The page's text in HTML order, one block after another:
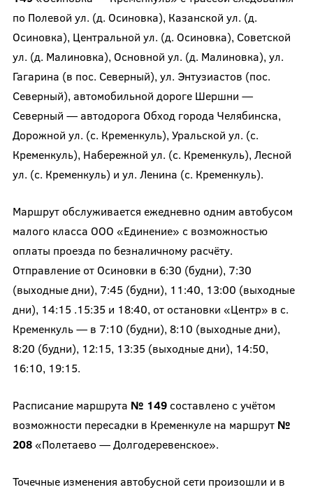
по Полевой ул. (д. Осиновка), Казанской ул. (д.
Осиновка), Центральной ул. (д. Осиновка), Советской
ул. (д. Малиновка), Основной ул. (д. Малиновка), ул.
Гагарина (в пос. Северный), ул. Энтузиастов (пос.
Северный), автомобильной дороге Шершни —
Северный — автодорога Обход города Челябинска,
Дорожной ул. (с. Кременкуль), Уральской ул. (с.
Кременкуль), Набережной ул. (с. Кременкуль), Лесной
ул. (с. Кременкуль) и ул. Ленина (с. Кременкуль).
Маршрут обслуживается ежедневно одним автобусом
малого класса ООО «Единение» с возможностью
оплаты проезда по безналичному расчёту.
Отправление от Осиновки в 6:30 (будни), 7:30
(выходные дни), 7:45 (будни), 11:40, 13:00 (выходные
дни), 14:15 .15:35 и 18:40, от остановки «Центр» в с.
Кременкуль — в 7:10 (будни), 8:10 (выходные дни),
8:20 (будни), 12:15, 13:35 (выходные дни), 14:50,
16:10, 19:15.
Расписание маршрута № 149составлено с учётом
возможности пересадки в Кременкуле на маршрут №
208«Полетаево — Долгодеревенское».
Точечные изменения автобусной сети произошли и в